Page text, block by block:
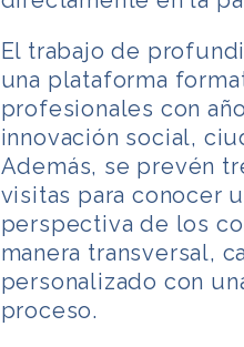
El trabajo de
una plataforma
profesionales con
innovación social,
Además, se prevén
visitas para conocer
perspectiva de los
manera transversal,
personalizado con
proceso.